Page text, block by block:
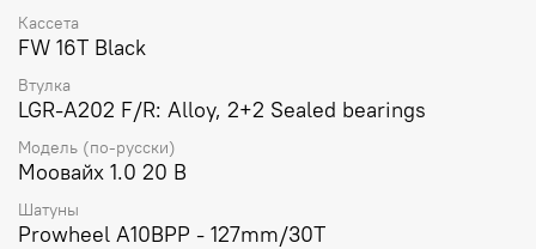
Кассета
FW 16T Black
Втулка
LGR-A202 F/R: Alloy, 2+2 Sealed bearings
Модель (по-русски)
Моовайx 1.0 20 В
Шатуны
Prowheel A10BPP - 127mm/30T